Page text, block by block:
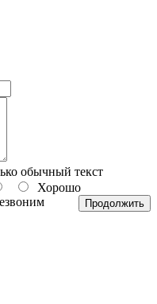
обычный текст
Хорошо
Продолжить